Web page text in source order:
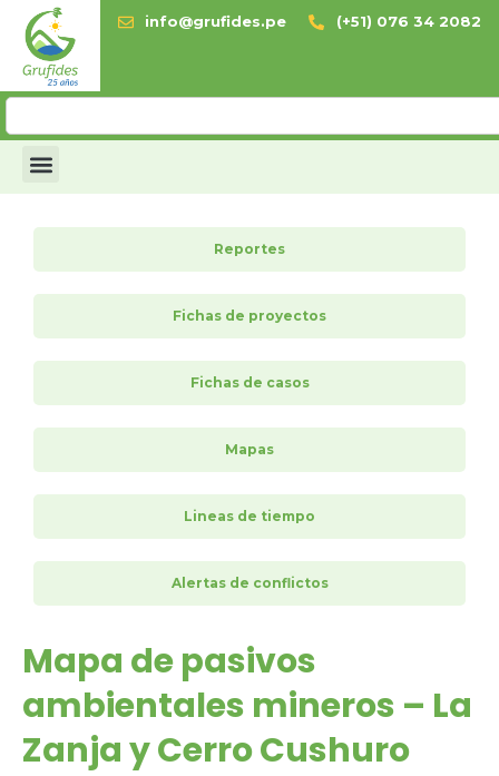
info@grufides.pe (+51) 076 34 2082
Reportes
Fichas de proyectos
Fichas de casos
Mapas
Lineas de tiempo
Alertas de conflictos
Mapa de pasivos
ambientales mineros – La
Zanja y Cerro Cushuro